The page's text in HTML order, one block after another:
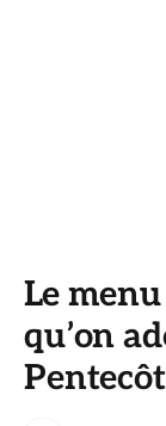
Le
qu’on